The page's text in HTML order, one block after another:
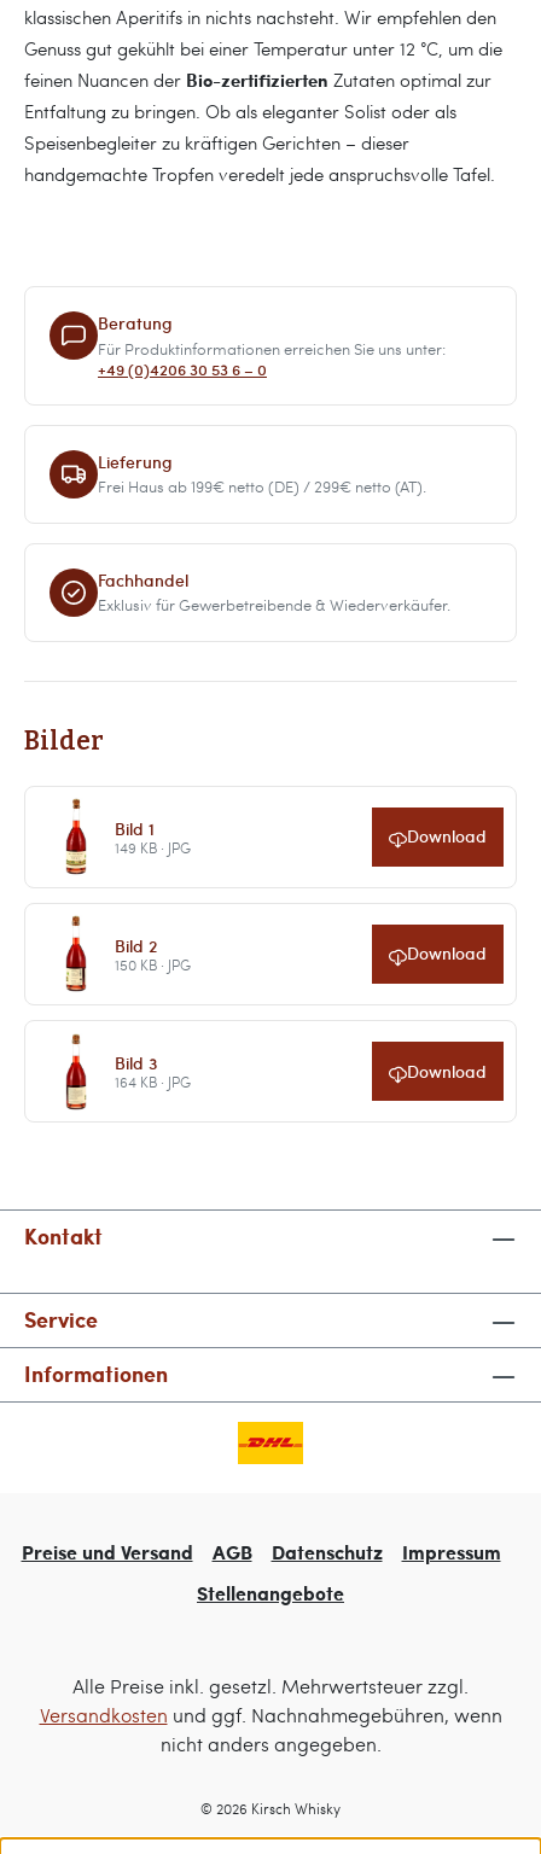
klassischen Aperitifs in nichts nachsteht. Wir empfehlen den
Genuss gut gekühlt bei einer Temperatur unter 12 °C, um die
feinen Nuancen der Bio-zertifizierten Zutaten optimal zur
Entfaltung zu bringen. Ob als eleganter Solist oder als
Speisenbegleiter zu kräftigen Gerichten – dieser
handgemachte Tropfen veredelt jede anspruchsvolle Tafel.
Beratung
Für Produktinformationen erreichen Sie uns unter:
+49 (0)4206 30 53 6 – 0
Lieferung
Frei Haus ab 199€ netto (DE) / 299€ netto (AT).
Fachhandel
Exklusiv für Gewerbetreibende & Wiederverkäufer.
Bilder
Bild 1
149 KB · JPG Download
Bild 2
150 KB · JPG Download
Bild 3
164 KB · JPG Download
Kontakt
Service
Informationen
Preise und Versand AGB Datenschutz
Impressum
Stellenangebote
Alle Preise inkl. gesetzl. Mehrwertsteuer zzgl.
Versandkosten und ggf. Nachnahmegebühren, wenn
nicht anders angegeben.
© 2026 Kirsch Whisky